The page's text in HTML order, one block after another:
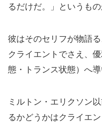
るだけだ。」というもの
彼はそのセリフが物語
クライエントでさえ、
態・トランス状態）へ導
ミルトン・エリクソン
るかどうかはクライエ